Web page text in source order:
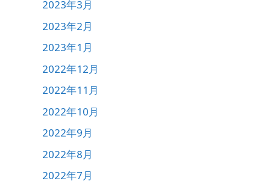
2023年3月
2023年2月
2023年1月
2022年12月
2022年11月
2022年10月
2022年9月
2022年8月
2022年7月